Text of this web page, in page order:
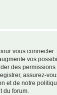
vous connecter.
vos
des
assurez-
et de notre
du forum.